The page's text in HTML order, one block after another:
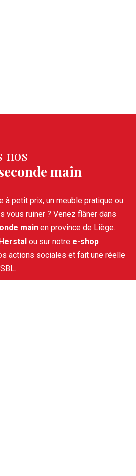
nos
main
à petit prix, un meuble pratique ou
vous ruiner ? Venez flâner dans
main en province de Liège.
Herstal ou sur notre e-shop
actions sociales et fait une réelle